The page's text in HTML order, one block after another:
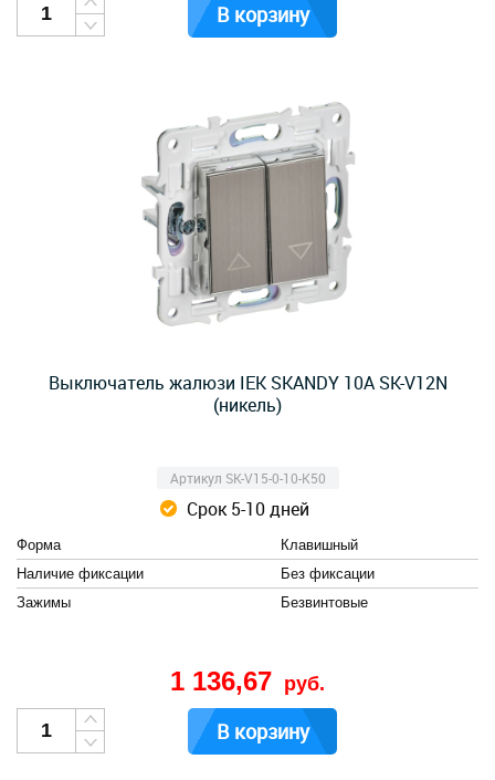
В корзину
Выключатель жалюзи IEK SKANDY 10А SK-V12N
(никель)
Артикул SK-V15-0-10-K50
Срок 5-10 дней
Форма
Клавишный
Наличие фиксации
Без фиксации
Зажимы
Безвинтовые
1 136,67 руб.
В корзину